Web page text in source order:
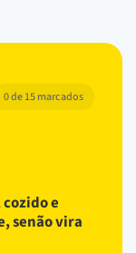
0 de 15 marcados
e
senão vira